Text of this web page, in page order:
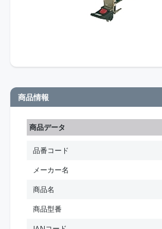
商品情報
商品データ
品番コード
メーカー名
商品名
商品型番